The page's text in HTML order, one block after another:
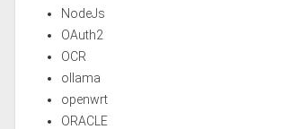
NodeJs
OAuth2
OCR
ollama
openwrt
ORACLE